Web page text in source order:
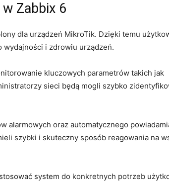
Zabbix ⁢6
dla urządzeń MikroTik. Dzięki temu
​wydajności i⁤ zdrowiu urządzeń.
kluczowych parametrów takich jak
sieci będą mogli szybko
‍alarmowych oraz automatycznego
szybki i skuteczny sposób reagowania na
system do konkretnych potrzeb